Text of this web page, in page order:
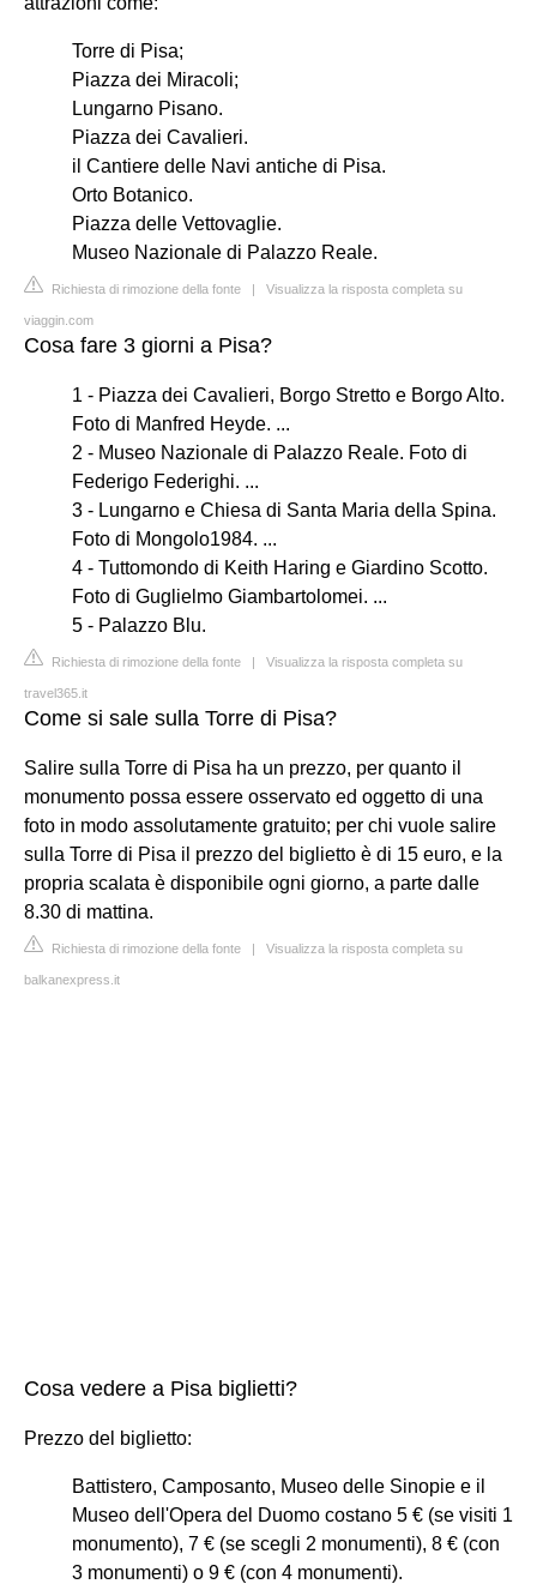
Torre di Pisa;
Piazza dei Miracoli;
Lungarno Pisano.
Piazza dei Cavalieri.
il Cantiere delle Navi antiche di Pisa.
Orto Botanico.
Piazza delle Vettovaglie.
Museo Nazionale di Palazzo Reale.
Richiesta di rimozione della fonte | Visualizza la risposta completa su
viaggin.com
Cosa fare 3 giorni a Pisa?
1 - Piazza dei Cavalieri, Borgo Stretto e Borgo Alto.
Foto di Manfred Heyde. ...
2 - Museo Nazionale di Palazzo Reale. Foto di
Federigo Federighi. ...
3 - Lungarno e Chiesa di Santa Maria della Spina.
Foto di Mongolo1984. ...
4 - Tuttomondo di Keith Haring e Giardino Scotto.
Foto di Guglielmo Giambartolomei. ...
5 - Palazzo Blu.
Richiesta di rimozione della fonte | Visualizza la risposta completa su
travel365.it
Come si sale sulla Torre di Pisa?
Salire sulla Torre di Pisa ha un prezzo, per quanto il
monumento possa essere osservato ed oggetto di una
foto in modo assolutamente gratuito; per chi vuole salire
sulla Torre di Pisa il prezzo del biglietto è di 15 euro, e la
propria scalata è disponibile ogni giorno, a parte dalle
8.30 di mattina.
Richiesta di rimozione della fonte | Visualizza la risposta completa su
balkanexpress.it
Cosa vedere a Pisa biglietti?
Prezzo del biglietto:
Battistero, Camposanto, Museo delle Sinopie e il
Museo dell'Opera del Duomo costano 5 € (se visiti 1
monumento), 7 € (se scegli 2 monumenti), 8 € (con
3 monumenti) o 9 € (con 4 monumenti).